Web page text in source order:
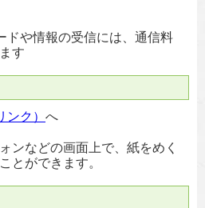
ドや情報の受信には、通信料
す
ク） へ
ンなどの画面上で、紙をめく
とができます。